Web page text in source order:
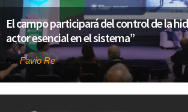
El campo participará del control de la
actor esencial en el sistema”
Por Favio Re